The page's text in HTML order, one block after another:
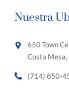
Nuestra
650 Town
Costa
(714) 850-